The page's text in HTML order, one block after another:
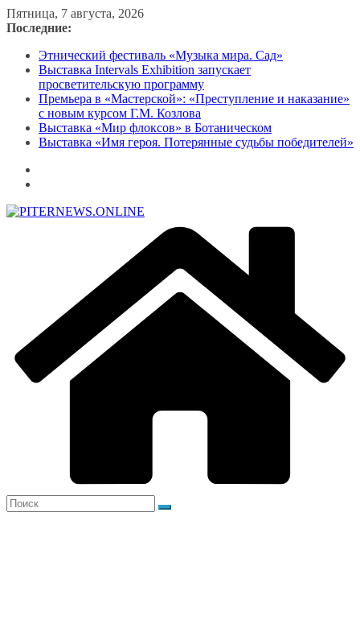
Перейти
к
Пятница, 7 августа, 2026
Последние:
Этнический фестиваль «Музыка мира. Сад»
Выставка Intervals Exhibition запускает
просветительскую программу
Премьера в «Мастерской»: «Преступление и наказание»
с новым курсом Г.М. Козлова
Выставка «Мир флоксов» в Ботаническом
Выставка «Имя героя. Потерянные судьбы победителей»